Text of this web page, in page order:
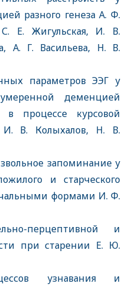
разного генеза А. Ф.
Е. Жигульская, И. В.
А. Г. Васильева, Н. В.
параметров ЭЭГ у
деменцией
в процессе курсовой
И. В. Колыхалов, Н. В.
запоминание у
и старческого
формами И. Ф.
перцептивной и
при старении Е. Ю.
узнавания и